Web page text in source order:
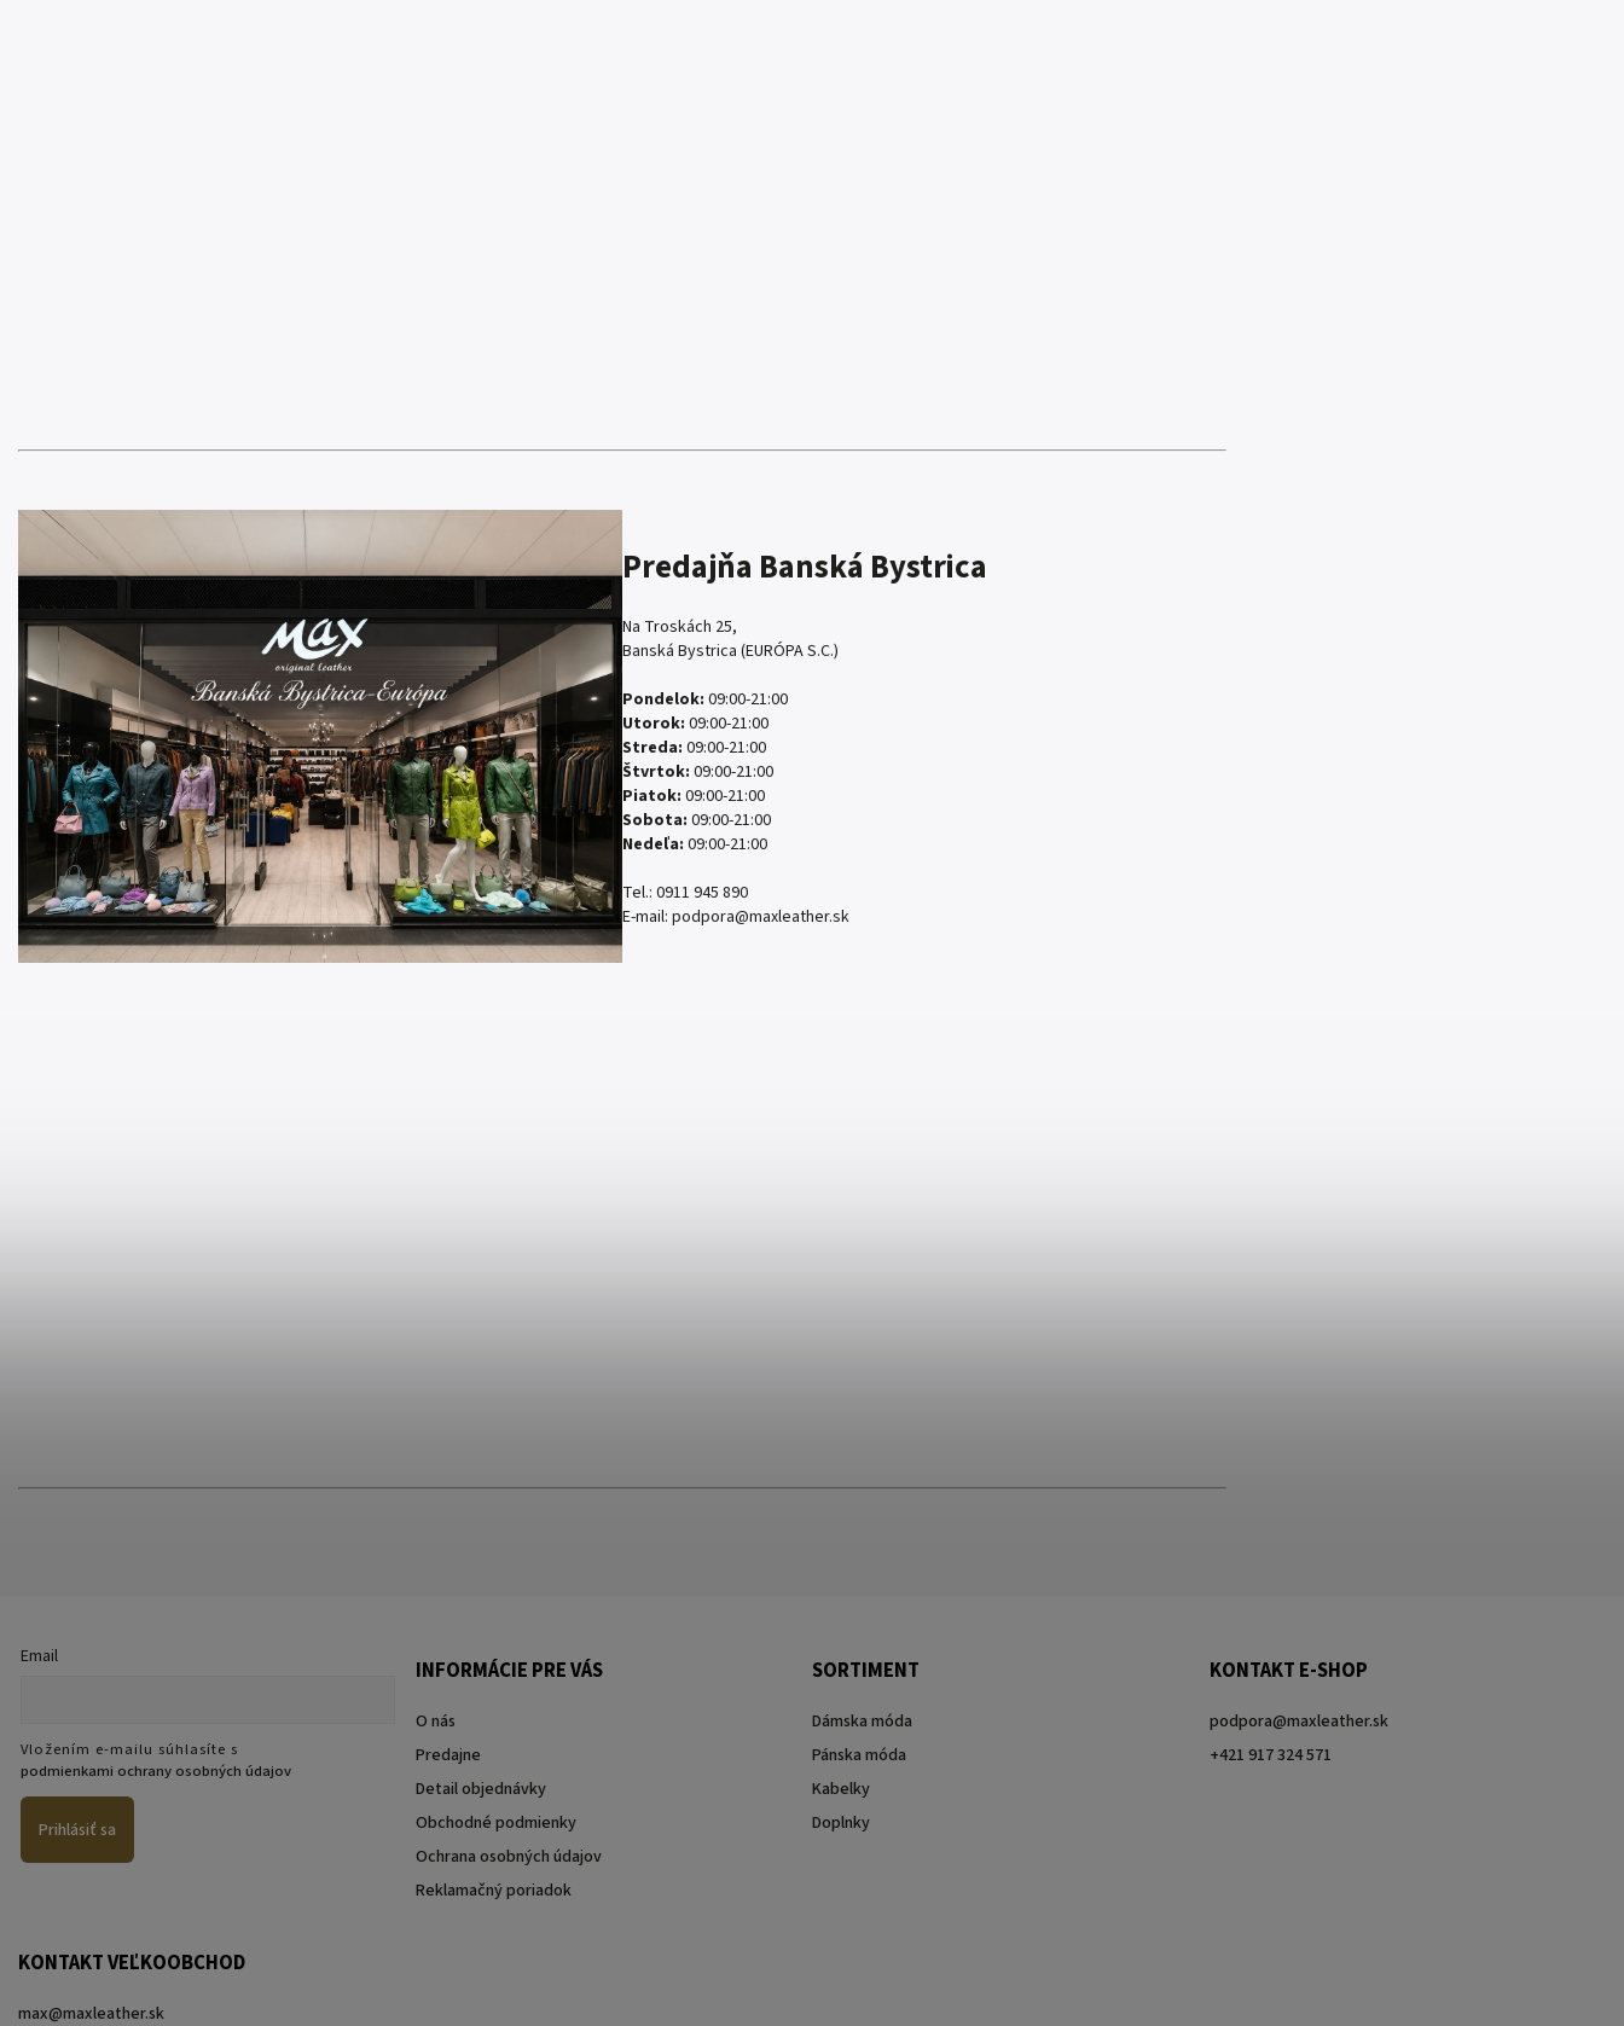
Predajňa Banská Bystrica
Na Troskách 25,
Banská Bystrica (EURÓPA S.C.)
Pondelok: 09:00-21:00
Utorok: 09:00-21:00
Streda: 09:00-21:00
Štvrtok: 09:00-21:00
Piatok: 09:00-21:00
Sobota: 09:00-21:00
Nedeľa: 09:00-21:00
Tel.: 0911 945 890
E-mail: podpora@maxleather.sk
Email
Vložením e-mailu súhlasíte s
podmienkami ochrany osobných údajov
Prihlásiť sa
INFORMÁCIE PRE VÁS
O nás
Predajne
Detail objednávky
Obchodné podmienky
Ochrana osobných údajov
Reklamačný poriadok
SORTIMENT
Dámska móda
Pánska móda
Kabelky
Doplnky
KONTAKT E-SHOP
podpora@maxleather.sk
+421 917 324 571
KONTAKT VEĽKOOBCHOD
max@maxleather.sk